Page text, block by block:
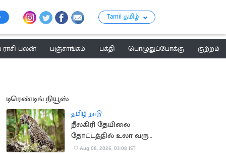
Tamil தமிழ்
பலன் பஞ்சாங்கம் பக்தி பொழுதுப்போக்கு
குற்றம்
டிரெண்டிங் நியூஸ்
தமிழ் நாடு
நீலகிரி தேயிலை
தோட்டத்தில் உலா வரும்
சிறுத்தை:
Aug 08, 2026, 03:08 IST